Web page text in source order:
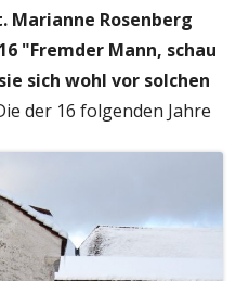
Marianne Rosenberg
"Fremder Mann, schau
sich wohl vor solchen
der 16 folgenden Jahre